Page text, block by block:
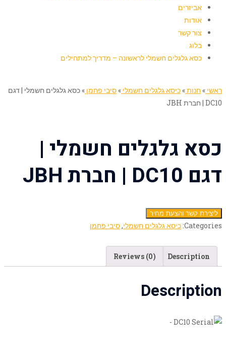
אביזרים
אודות
צור קשר
בלוג
כסא גלגלים חשמלי לראשונה – מדריך למתחילים
ראשי »חנות»כיסא גלגלים חשמלי »סיבי פחמן »כסא גלגלים חשמלי | דגם
DC10 | חברת JBH
כסא גלגלים חשמלי |
דגם DC10 | חברת JBH
ליצירת קשר והצעת מחיר
Categories: כיסא גלגלים חשמלי,סיבי פחמן
Description
Reviews (0)
Description